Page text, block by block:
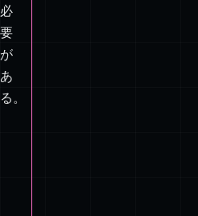
ト
に
触
れ
る